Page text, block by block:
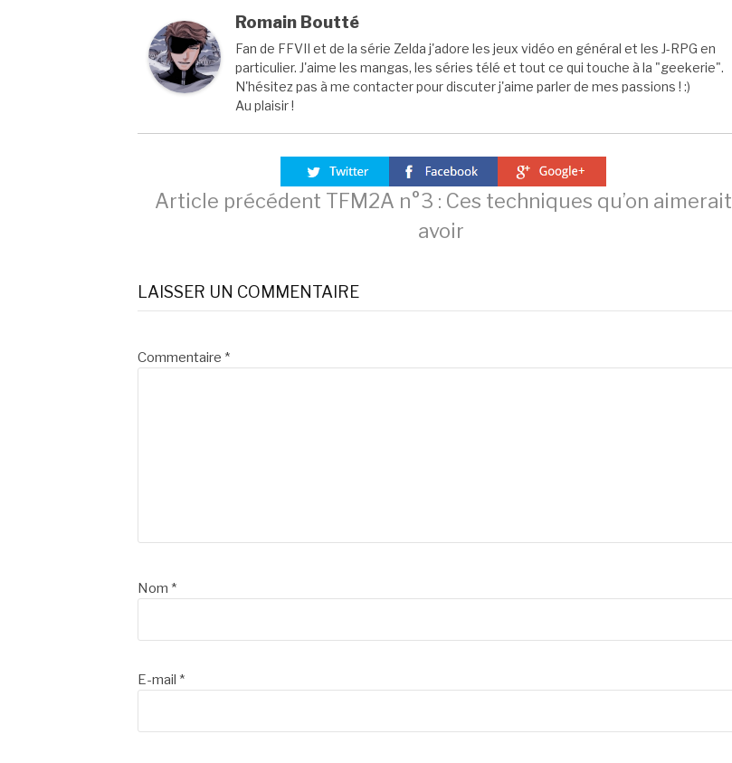
Romain Boutté
Fan de FFVII et de la série Zelda j'adore les jeux vidéo en général et les J-RPG en
particulier. J'aime les mangas, les séries télé et tout ce qui touche à la "geekerie".
N'hésitez pas à me contacter pour discuter j'aime parler de mes passions ! :)
Au plaisir !
Lire
la
suite
Article précédent TFM2A n°3 : Ces techniques qu’on aimerait
avoir
LAISSER UN COMMENTAIRE
Commentaire *
Nom *
E-mail *